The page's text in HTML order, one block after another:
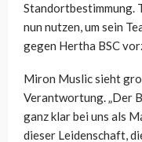
Standortbestimmung.
nun nutzen, um sein
gegen Hertha BSC
Miron Muslic sieht
Verantwortung. „Der
ganz klar bei uns als
dieser Leidenschaft,